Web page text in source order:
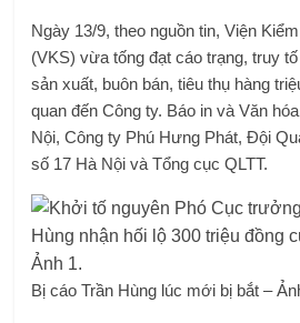
Ngày 13/9, theo nguồn tin, Viện
(VKS) vừa tống đạt cáo trạng, truy
sản xuất, buôn bán, tiêu thụ hàng
quan đến Công ty. Báo in và Văn
Nội, Công ty Phú Hưng Phát, Đội
số 17 Hà Nội và Tổng cục QLTT.
Bị cáo Trần Hùng lúc mới bị bắt –